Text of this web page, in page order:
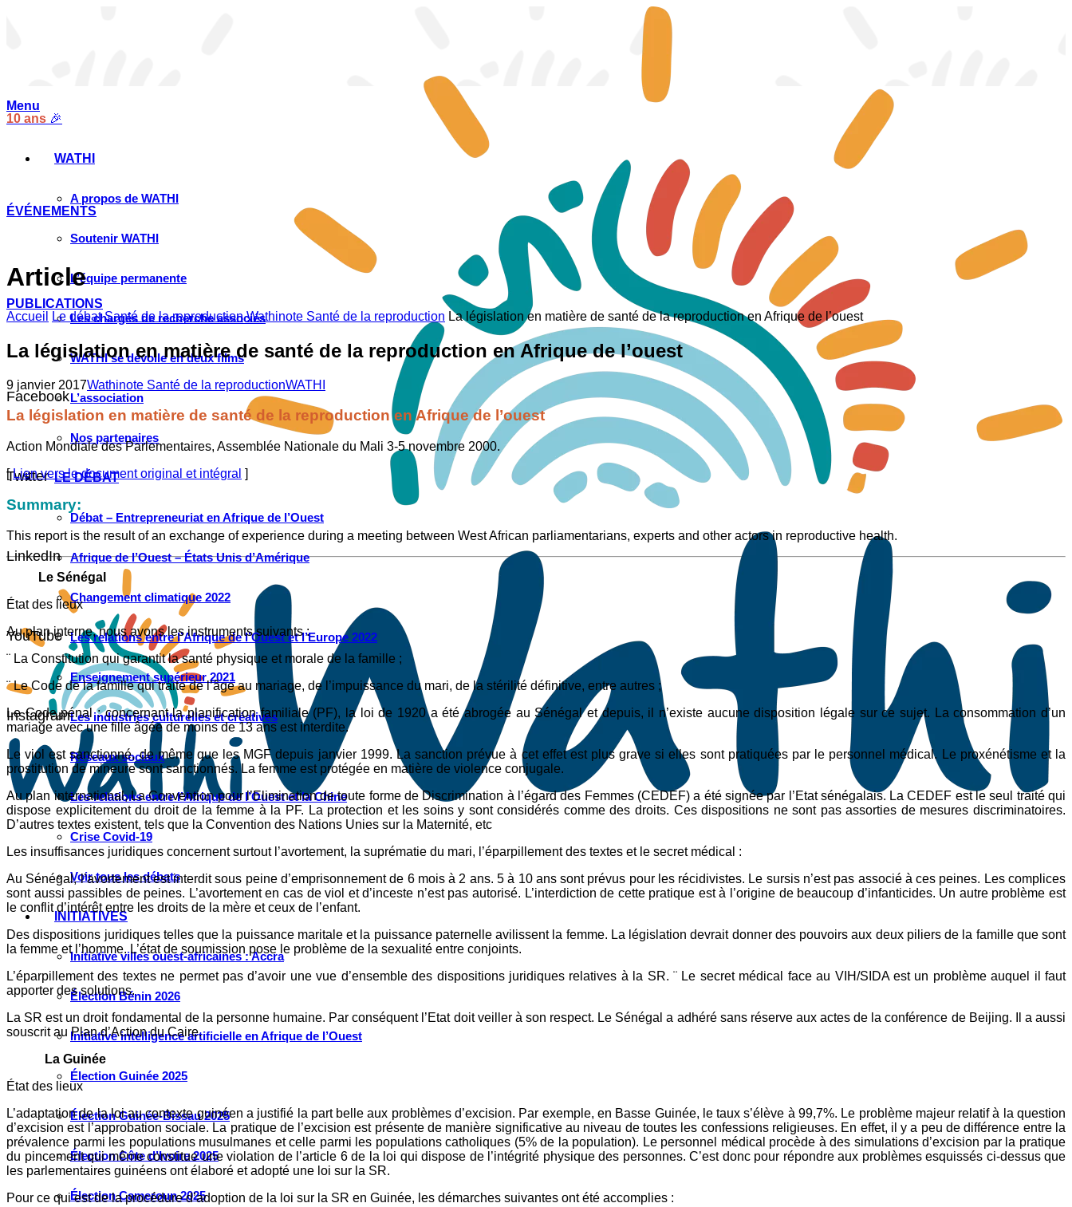
10 ans 🎉
ÉVÉNEMENTS
PUBLICATIONS
Facebook
Twitter
LinkedIn
YouTube
Instagram
Menu
WATHI
A propos de WATHI
Soutenir WATHI
L’équipe permanente
Les chargés de recherche associés
WATHI se dévoile en deux films
L’association
Nos partenaires
LE DÉBAT
Débat – Entrepreneuriat en Afrique de l’Ouest
Afrique de l’Ouest – États Unis d’Amérique
Changement climatique 2022
Les relations entre l’Afrique de l’Ouest et l’Europe 2022
Enseignement supérieur 2021
Les industries culturelles et créatives
Réseaux sociaux
Les relations entre l’Afrique de l’Ouest et la Chine
Crise Covid-19
Voir tous les débats
INITIATIVES
Initiative villes ouest-africaines : Accra
Élection Bénin 2026
Initiative intelligence artificielle en Afrique de l’Ouest
Élection Guinée 2025
Élection Guinée-Bissau 2025
Élection Côte d’Ivoire 2025
Élection Cameroun 2025
Article
Accueil Le débat Santé de la reproduction Wathinote Santé de la reproduction La législation en matière de santé de la reproduction en Afrique de l’ouest
La législation en matière de santé de la reproduction en Afrique de l’ouest
9 janvier 2017Wathinote Santé de la reproductionWATHI
La législation en matière de santé de la reproduction en Afrique de l’ouest
Action Mondiale des Parlementaires, Assemblée Nationale du Mali 3-5 novembre 2000.
[Lien vers le document original et intégral ]
Summary:
This report is the result of an exchange of experience during a meeting between West African parliamentarians, experts and other actors in reproductive health.
Le Sénégal
État des lieux
Au plan interne, nous avons les instruments suivants :
¨ La Constitution qui garantit la santé physique et morale de la famille ;
¨ Le Code de la famille qui traite de l’âge au mariage, de l’impuissance du mari, de la stérilité définitive, entre autres ;
Le Code pénal : concernant la planification familiale (PF), la loi de 1920 a été abrogée au Sénégal et depuis, il n’existe aucune disposition légale sur ce sujet. La consommation d’un
mariage avec une fille âgée de moins de 13 ans est interdite.
Le viol est sanctionné, de même que les MGF depuis janvier 1999. La sanction prévue à cet effet est plus grave si elles sont pratiquées par le personnel médical. Le proxénétisme et la
prostitution de mineure sont sanctionnés. La femme est protégée en matière de violence conjugale.
Au plan international, La Convention pour l’Elimination de toute forme de Discrimination à l’égard des Femmes (CEDEF) a été signée par l’Etat sénégalais. La CEDEF est le seul traité qui
dispose explicitement du droit de la femme à la PF. La protection et les soins y sont considérés comme des droits. Ces dispositions ne sont pas assorties de mesures discriminatoires.
D’autres textes existent, tels que la Convention des Nations Unies sur la Maternité, etc
Les insuffisances juridiques concernent surtout l’avortement, la suprématie du mari, l’éparpillement des textes et le secret médical :
Au Sénégal, l’avortement est interdit sous peine d’emprisonnement de 6 mois à 2 ans. 5 à 10 ans sont prévus pour les récidivistes. Le sursis n’est pas associé à ces peines. Les complices
sont aussi passibles de peines. L’avortement en cas de viol et d’inceste n’est pas autorisé. L’interdiction de cette pratique est à l’origine de beaucoup d’infanticides. Un autre problème est
le conflit d’intérêt entre les droits de la mère et ceux de l’enfant.
Des dispositions juridiques telles que la puissance maritale et la puissance paternelle avilissent la femme. La législation devrait donner des pouvoirs aux deux piliers de la famille que sont
la femme et l’homme. L’état de soumission pose le problème de la sexualité entre conjoints.
L’éparpillement des textes ne permet pas d’avoir une vue d’ensemble des dispositions juridiques relatives à la SR. ¨ Le secret médical face au VIH/SIDA est un problème auquel il faut
apporter des solutions.
La SR est un droit fondamental de la personne humaine. Par conséquent l’Etat doit veiller à son respect. Le Sénégal a adhéré sans réserve aux actes de la conférence de Beijing. Il a aussi
souscrit au Plan d’Action du Caire.
La Guinée
État des lieux
L’adaptation de la loi au contexte guinéen a justifié la part belle aux problèmes d’excision. Par exemple, en Basse Guinée, le taux s’élève à 99,7%. Le problème majeur relatif à la question
d’excision est l’approbation sociale. La pratique de l’excision est présente de manière significative au niveau de toutes les confessions religieuses. En effet, il y a peu de différence entre la
prévalence parmi les populations musulmanes et celle parmi les populations catholiques (5% de la population). Le personnel médical procède à des simulations d’excision par la pratique
du pincement qui même constitue une violation de l’article 6 de la loi qui dispose de l’intégrité physique des personnes. C’est donc pour répondre aux problèmes esquissés ci-dessus que
les parlementaires guinéens ont élaboré et adopté une loi sur la SR.
Pour ce qui est de la procédure d’adoption de la loi sur la SR en Guinée, les démarches suivantes ont été accomplies :